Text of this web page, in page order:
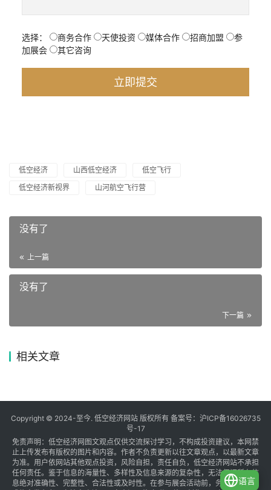
选择： 商务合作 天使投资 媒体合作 招商加盟
参
加展会
其它咨询
低空经济 山西低空经济
低空飞行
低空经济新视界
山河航空飞行营
没有了
上一篇
没有了
下一篇
相关文章
Copyright © 2024-至今. 低空经济网站 版权所有 备案号： 沪ICP备16026735
号-17
免责声明：低空经济网图文观点仅供交流探讨学习，不构成投资建议，本网禁
止上传发布有版权的图片和内容。作者不负责更新以往文章观点，以最新文章
为准。用户依网站其他观点投资，风险自担，责任自负，低空经济网站不承担
任何责任。鉴于信息的海量性、多样性及信息来源的复杂性，无法保证所有信
息绝对准确性、完整性、合法性或及时性。在参与展会活动前，务必与组织方
语言